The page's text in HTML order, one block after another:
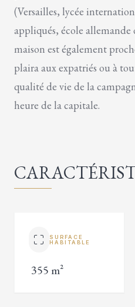
(Versailles, lycée
appliqués, école
maison est également
plaira aux expatriés ou à
qualité de vie de la
heure de la capitale.
SURFACE
HABITABLE
355 m²